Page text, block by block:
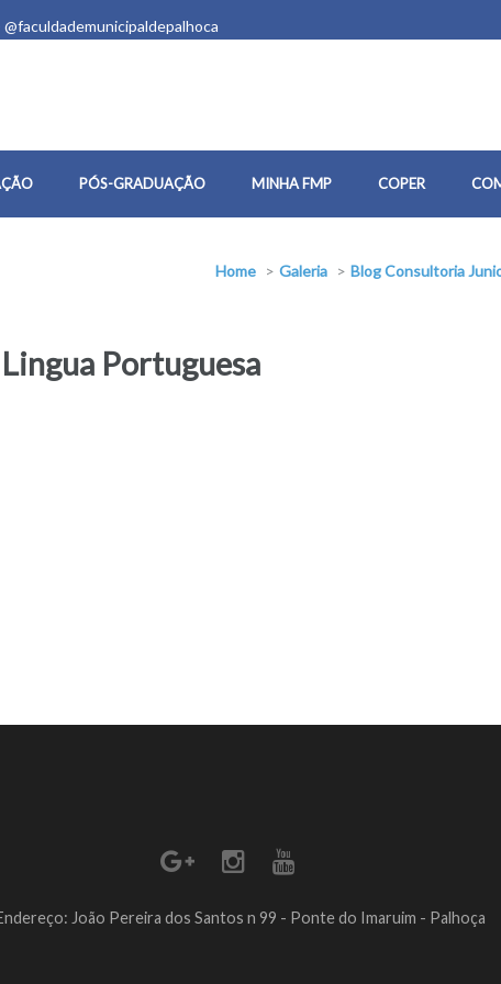
PÓS-GRADUAÇÃO MINHA FMP COPER
Home > Galeria > Blog Consultoria
Portuguesa
João Pereira dos Santos n 99 - Ponte do Imaruim - Palhoça